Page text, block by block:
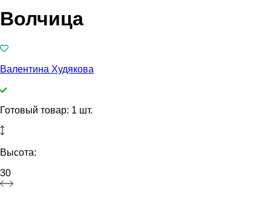
Волчица
Валентина Худякова
Готовый товар: 1 шт.
Высота:
30